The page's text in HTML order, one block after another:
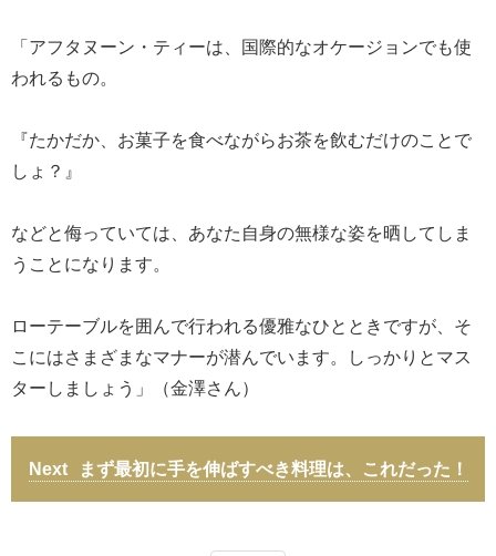
「アフタヌーン・ティーは、国際的なオケージョンでも使
われるもの。
『たかだか、お菓子を食べながらお茶を飲むだけのことで
しょ？』
などと侮っていては、あなた自身の無様な姿を晒してしま
うことになります。
ローテーブルを囲んで行われる優雅なひとときですが、そ
こにはさまざまなマナーが潜んでいます。しっかりとマス
ターしましょう」（金澤さん）
まず最初に手を伸ばすべき料理は、これだった！